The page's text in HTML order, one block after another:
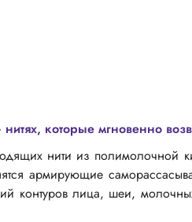
которые мгновенно
нити из полимолочной
армирующие
контуров лица, шеи,